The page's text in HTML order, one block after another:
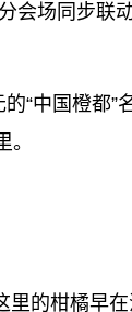
会场同步
“中国橙都
的柑橘早